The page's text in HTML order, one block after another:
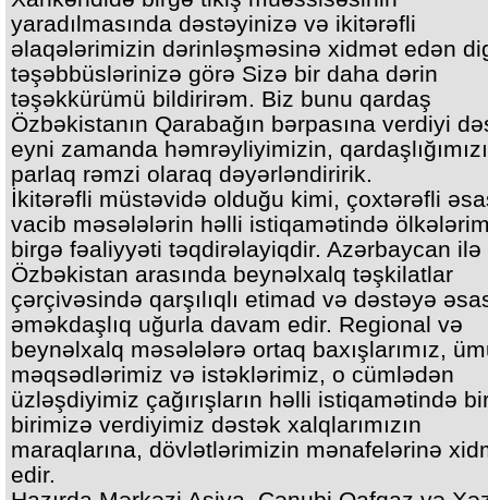
yaradılmasında dəstəyinizə və ikitərəfli
əlaqələrimizin dərinləşməsinə xidmət edən
təşəbbüslərinizə görə Sizə bir daha dərin
təşəkkürümü bildirirəm. Biz bunu qardaş
Özbəkistanın Qarabağın bərpasına verdiyi
eyni zamanda həmrəyliyimizin,
parlaq rəmzi olaraq dəyərləndiririk.
İkitərəfli müstəvidə olduğu kimi, çoxtərəfli
vacib məsələlərin həlli istiqamətində
birgə fəaliyyəti təqdirəlayiqdir. Azərbaycan ilə
Özbəkistan arasında beynəlxalq təşkilatlar
çərçivəsində qarşılıqlı etimad və dəstəyə
əməkdaşlıq uğurla davam edir. Regional və
beynəlxalq məsələlərə ortaq baxışlarımız,
məqsədlərimiz və istəklərimiz, o cümlədən
üzləşdiyimiz çağırışların həlli istiqamətində
birimizə verdiyimiz dəstək xalqlarımızın
maraqlarına, dövlətlərimizin mənafelərinə
edir.